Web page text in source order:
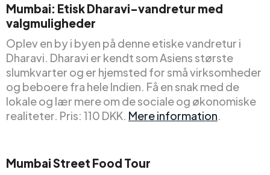
Mumbai: Etisk Dharavi-vandretur med
valgmuligheder
Oplev en by i byen på denne etiske vandretur i
Dharavi. Dharavi er kendt som Asiens største
slumkvarter og er hjemsted for små virksomheder
og beboere fra hele Indien. Få en snak med de
lokale og lær mere om de sociale og økonomiske
realiteter. Pris: 110 DKK. Mere information.
Mumbai Street Food Tour